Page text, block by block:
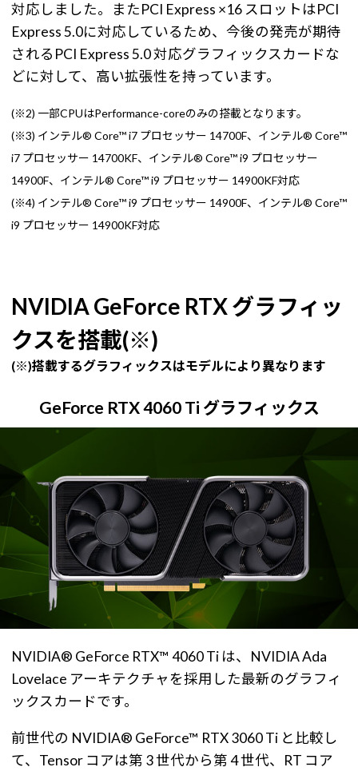
対応しました。またPCI Express ×16 スロットはPCI
Express 5.0に対応しているため、今後の発売が期待
されるPCI Express 5.0 対応グラフィックスカードな
どに対して、高い拡張性を持っています。
(※2) 一部CPUはPerformance-coreのみの搭載となります。
(※3) インテル® Core™ i7 プロセッサー 14700F、インテル® Core™
i7 プロセッサー 14700KF、インテル® Core™ i9 プロセッサー
14900F、インテル® Core™ i9 プロセッサー 14900KF対応
(※4) インテル® Core™ i9 プロセッサー 14900F、インテル® Core™
i9 プロセッサー 14900KF対応
NVIDIA GeForce RTX グラフィッ
クスを搭載(※)
(※)搭載するグラフィックスはモデルにより異なります
GeForce RTX 4060 Ti グラフィックス
NVIDIA® GeForce RTX™ 4060 Ti は、NVIDIA Ada
Lovelace アーキテクチャを採用した最新のグラフィ
ックスカードです。
前世代の NVIDIA® GeForce™ RTX 3060 Ti と比較し
て、Tensor コアは第 3 世代から第 4 世代、RT コア